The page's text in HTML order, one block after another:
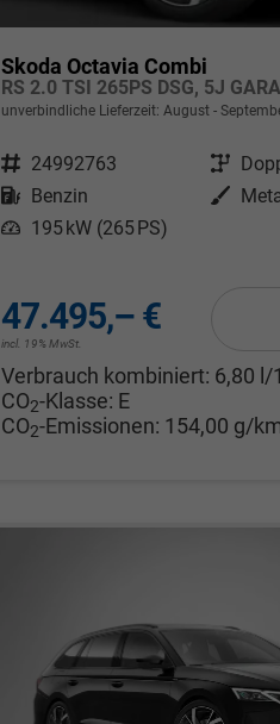
Skoda Octavia Combi
unverbindliche Lieferzeit: August -
Fahrzeugnr. 24992763 Getriebe
Kraftstoff Benzin Außenfarbe
Leistung 195 kW (265 PS)
47.495,– €
incl. 19% MwSt.
Verbrauch kombiniert: 6,80 l/
CO2-Klasse: E
CO2-Emissionen: 154,00 g/